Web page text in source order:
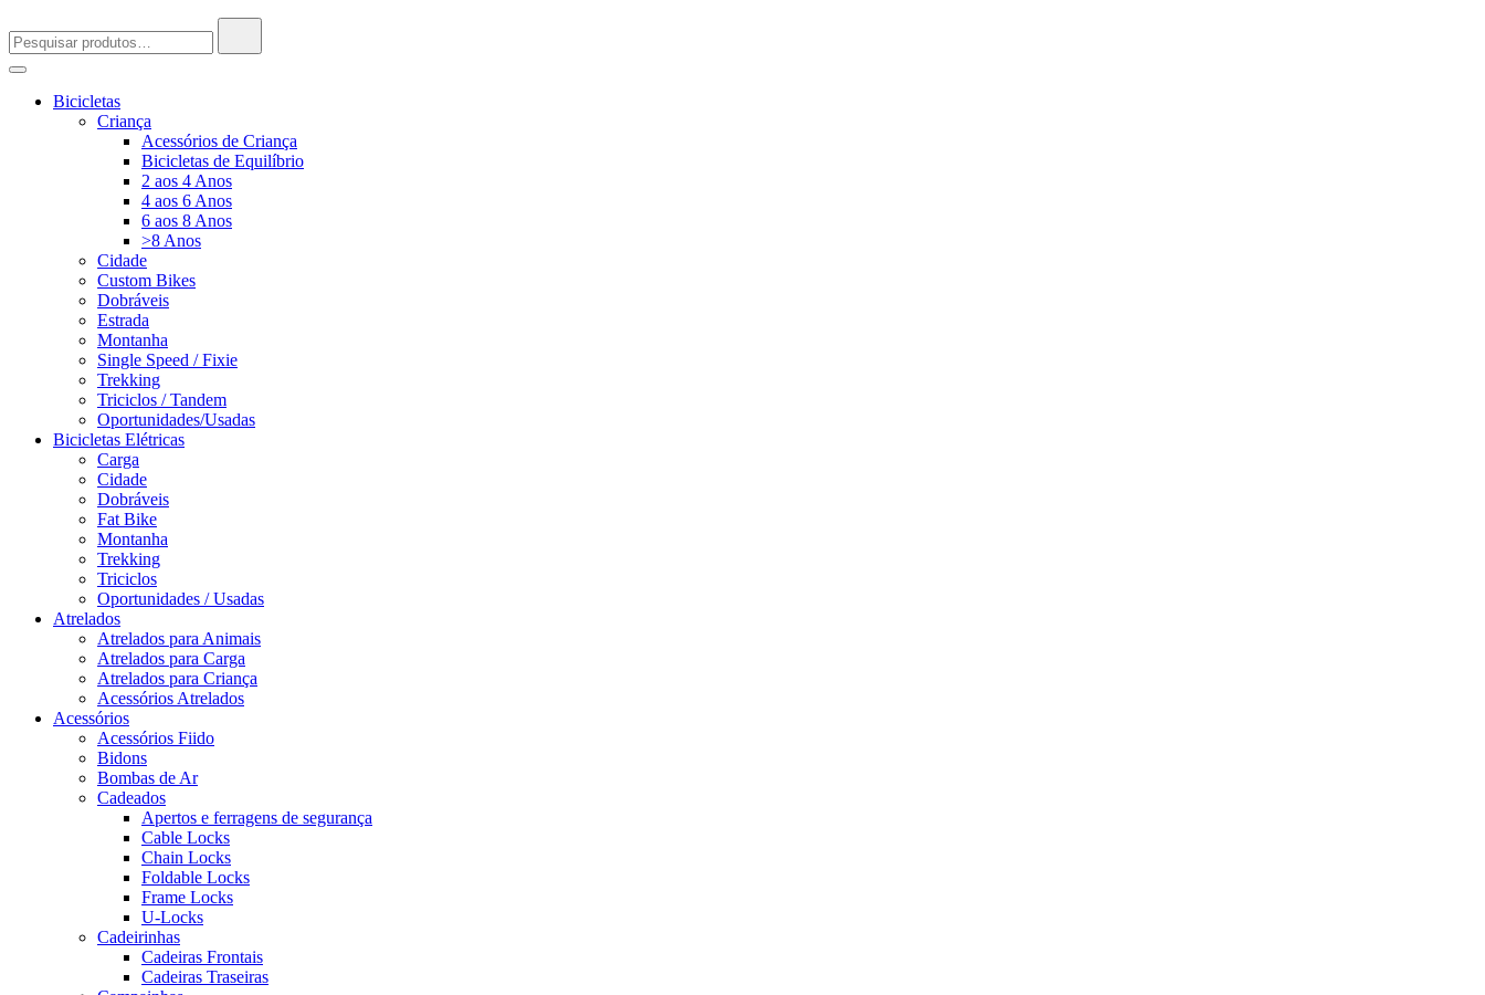
por:
Bicicletas
Criança
Acessórios de Criança
Bicicletas de Equilíbrio
2 aos 4 Anos
4 aos 6 Anos
6 aos 8 Anos
>8 Anos
Cidade
Custom Bikes
Dobráveis
Estrada
Montanha
Single Speed / Fixie
Trekking
Triciclos / Tandem
Oportunidades/Usadas
Bicicletas Elétricas
Carga
Cidade
Dobráveis
Fat Bike
Montanha
Trekking
Triciclos
Oportunidades / Usadas
Atrelados
Atrelados para Animais
Atrelados para Carga
Atrelados para Criança
Acessórios Atrelados
Acessórios
Acessórios Fiido
Bidons
Bombas de Ar
Cadeados
Apertos e ferragens de segurança
Cable Locks
Chain Locks
Foldable Locks
Frame Locks
U-Locks
Cadeirinhas
Cadeiras Frontais
Cadeiras Traseiras